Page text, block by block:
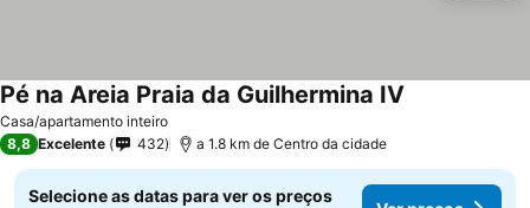
Casa/apartamento inteiro
Pé na Areia Praia da Guilhermina IV
8,8 Excelente 432 a 1.8 km de Centro da cidade
Selecione as datas para ver os preços